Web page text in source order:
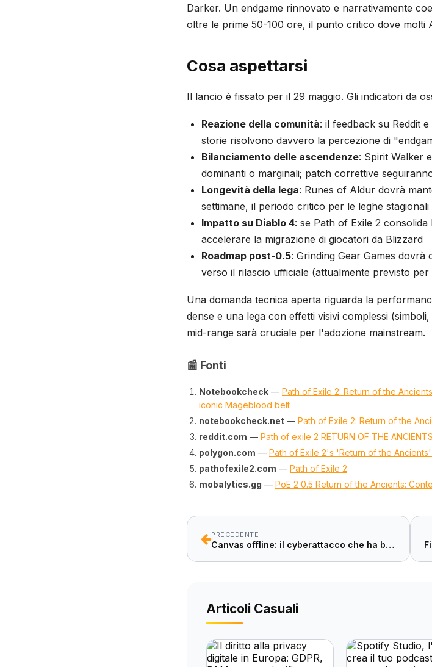
Darker. Un endgame rinnovato e narrativamente
oltre le prime 50-100 ore, il punto critico dove molti
Cosa aspettarsi
Il lancio è fissato per il 29 maggio. Gli indicatori da
Reazione della comunità: il feedback su Reddit
storie risolvono davvero la percezione di
Bilanciamento delle ascendenze: Spirit Walker
dominanti o marginali; patch correttive
Longevità della lega: Runes of Aldur dovrà
settimane, il periodo critico per le leghe stagionali
Impatto su Diablo 4: se Path of Exile 2
accelerare la migrazione di giocatori da Blizzard
Roadmap post-0.5: Grinding Gear Games
verso il rilascio ufficiale (attualmente previsto per
Una domanda tecnica aperta riguarda la
dense e una lega con effetti visivi complessi
mid-range sarà cruciale per l'adozione mainstream.
📰 Fonti
Notebookcheck — Path of Exile 2: Return of the
iconic Mageblood belt
notebookcheck.net — Path of Exile 2: Return of the
reddit.com — Path of exile 2 RETURN OF THE
polygon.com — Path of Exile 2's 'Return of the
pathofexile2.com — Path of Exile 2
mobalytics.gg — PoE 2 0.5 Return of the Ancients:
PRECEDENTE
Canvas offline: il cyberattacco che ha bloccato milioni di studenti durante gli esami
Articoli Casuali